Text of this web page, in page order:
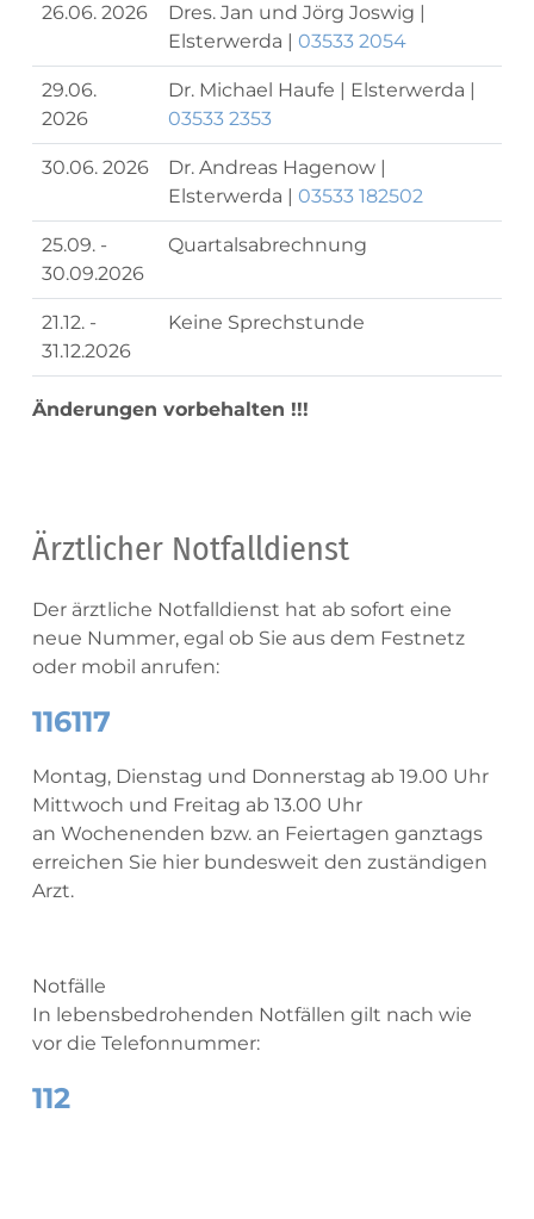
26.06. 2026
Dres. Jan und Jörg Joswig |
Elsterwerda | 03533 2054
29.06.
2026
Dr. Michael Haufe | Elsterwerda |
03533 2353
30.06. 2026
Dr. Andreas Hagenow |
Elsterwerda | 03533 182502
25.09. -
30.09.2026
Quartalsabrechnung
21.12. -
31.12.2026
Keine Sprechstunde
Änderungen vorbehalten !!!
Ärztlicher Notfalldienst
Der ärztliche Notfalldienst hat ab sofort eine
neue Nummer, egal ob Sie aus dem Festnetz
oder mobil anrufen:
116117
Montag, Dienstag und Donnerstag ab 19.00 Uhr
Mittwoch und Freitag ab 13.00 Uhr
an Wochenenden bzw. an Feiertagen ganztags
erreichen Sie hier bundesweit den zuständigen
Arzt.
Notfälle
In lebensbedrohenden Notfällen gilt nach wie
vor die Telefonnummer:
112